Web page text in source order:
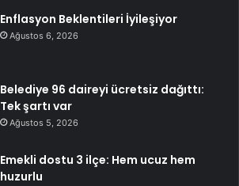
Enflasyon Beklentileri İyileşiyor
Ağustos 6, 2026
Belediye 96 daireyi ücretsiz dağıttı:
Tek şartı var
Ağustos 5, 2026
Emekli dostu 3 ilçe: Hem ucuz hem
huzurlu